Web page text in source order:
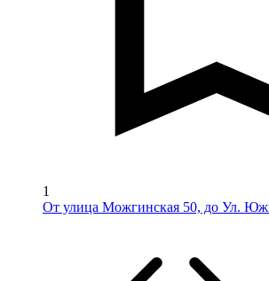
1
От улица Можгинская 50, до Ул.